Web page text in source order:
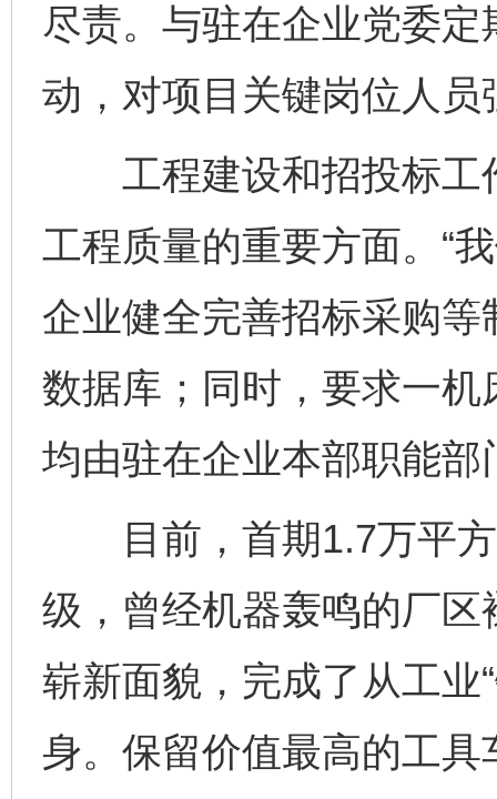
尽责。与驻在企业党委
动，对项目关键岗位人员
工程建设和招投标工
工程质量的重要方面。“
企业健全完善招标采购等
数据库；同时，要求一
均由驻在企业本部职能部
目前，首期1.7万平方
级，曾经机器轰鸣的厂
崭新面貌，完成了从工业
身。保留价值最高的工